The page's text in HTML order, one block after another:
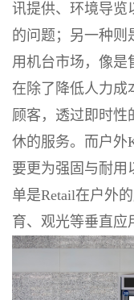
讯提供、环境导览
的问题；另一种则
用机台市场，像是
在除了降低人力成
顾客，透过即时性
休的服务。而户外
要更为强固与耐用
单是Retail在户外
育、观光等垂直应